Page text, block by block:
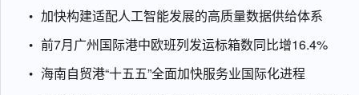
加快构建适配人工智能发展的高质量数据供给体系
前7月广州国际港中欧班列发运标箱数同比增16.4%
海南自贸港“十五五”全面加快服务业国际化进程